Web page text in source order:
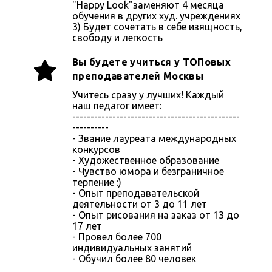
"Happy Look"заменяют 4 месяца
обучения в других худ. учреждениях
3) Будет сочетать в себе изящность,
свободу и легкость
Вы будете учиться у ТОПовых
преподавателей Москвы
Учитесь сразу у лучших! Каждый
наш педагог имеет:
----------------------------------------------
----------
- Звание лауреата международных
конкурсов
- Художественное образование
- Чувство юмора и безграничное
терпение :)
- Опыт преподавательской
деятельности от 3 до 11 лет
- Опыт рисования на заказ от 13 до
17 лет
- Провел более 700
индивидуальных занятий
- Обучил более 80 человек